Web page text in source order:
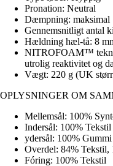
Pronation: Neutral
Dæmpning: maksimal
Gennemsnitligt antal
Hældning hæl-tå: 8
NITROFOAM™
utrolig reaktivitet og
Vægt: 220 g (UK
OPLYSNINGER OM
Mellemsål: 100%
Indersål: 100% Tekstil
ydersål: 100% Gummi
Overdel: 84% Tekstil,
Fóring: 100% Tekstil